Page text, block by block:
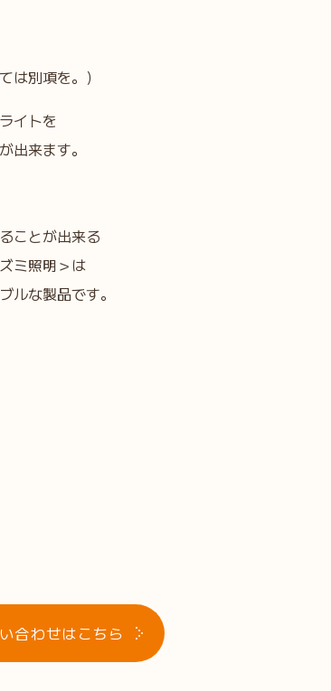
は別項を。）
イトを
出来ます。
ことが出来る
ミ照明＞は
ルな製品です。
合わせはこちら